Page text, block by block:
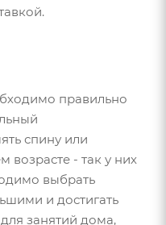
правильно
спину или
возрасте - так у них
выбрать
и достигать
занятий дома,